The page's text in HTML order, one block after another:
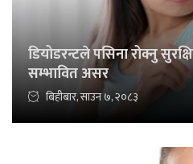
डियोडरन्टले पसिना रोक्नु
सम्भावित असर
बिहीबार, साउन ७, २०८३